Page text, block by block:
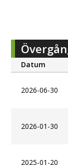
Datum
2026-06-30
2026-01-30
2025-01-20